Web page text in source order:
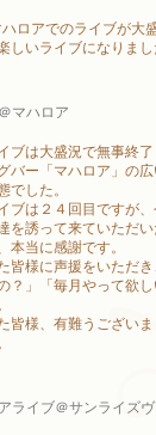
ロアでのライブが大
しいライブになりまし
マハロア
ブは大盛況で無事終了
バー「マハロア」の
でした。
ブは２４回目ですが
を誘って来ていただ
本当に感謝です。
皆様に声援をいただ
？」「毎月やって欲
皆様、有難うござい
イブ＠サンライズヴ